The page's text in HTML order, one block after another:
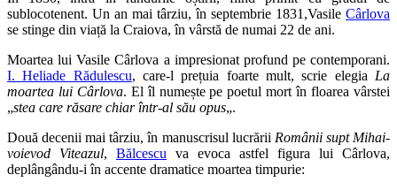
sublocotenent. Un an mai târziu, în septembrie 1831,Vasile Cârlova
se stinge din viață la Craiova, în vârstă de numai 22 de ani.
Moartea lui Vasile Cârlova a impresionat profund pe contemporani.
I. Heliade Rădulescu, care-l prețuia foarte mult, scrie elegia La
moartea lui Cârlova. El îl numește pe poetul mort în floarea vârstei
„stea care răsare chiar într-al său opus„.
Două decenii mai târziu, în manuscrisul lucrării Românii supt Mihai-
voievod Viteazul, Bălcescu va evoca astfel figura lui Cârlova,
deplângându-i în accente dramatice moartea timpurie: